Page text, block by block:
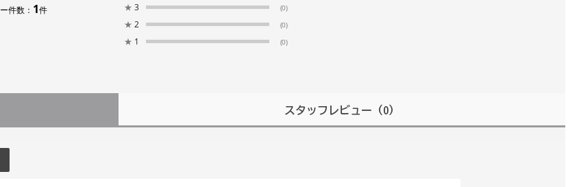
件数： 1件 ★ 3 (0)
★ 2 (0)
★ 1 (0)
スタッフレビュー （0）